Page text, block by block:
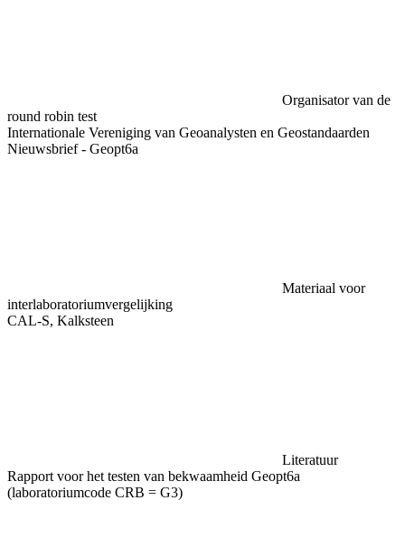
Organisator van de
round robin test
Internationale Vereniging van Geoanalysten en Geostandaarden
Nieuwsbrief - Geopt6a
Materiaal voor
interlaboratoriumvergelijking
CAL-S, Kalksteen
Literatuur
Rapport voor het testen van bekwaamheid Geopt6a
(laboratoriumcode CRB = G3)